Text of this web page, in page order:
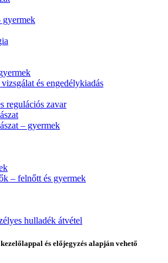
gyermek
és engedélykiadás
regulációs zavar
– gyermek
– felnőtt és gyermek
hulladék átvétel
és előjegyzés alapján vehető